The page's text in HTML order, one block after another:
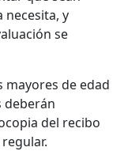
necesita, y
se
mayores de edad
deberán
del recibo